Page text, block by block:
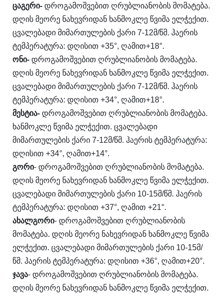
ცაგერი- დროგამოშვებით ღრუბლიანობის მომატება.
დღის მეორე ნახევრიდან ხანმოკლე წვიმა ელჭექით.
ცვალებადი მიმართულების ქარი 7-12მ/წმ. ჰაერის
ტემპერატურა: დღისით +35°, ღამით+18°.
ონი- დროგამოშვებით ღრუბლიანობის მომატება.
დღის მეორე ნახევრიდან ხანმოკლე წვიმა ელჭექით.
ცვალებადი მიმართულების ქარი 7-12მ/წმ. ჰაერის
ტემპერატურა: დღისით +34°, ღამით+18°.
მესტია- დროგამოშვებით ღრუბლიანობის მომატება.
ხანმოკლე წვიმა ელჭექით. ცვალებადი
მიმართულების ქარი 7-12მ/წმ. ჰაერის ტემპერატურა:
დღისით +34°, ღამით+14°.
გორი- დროგამოშვებით ღრუბლიანობის მომატება.
დღის მეორე ნახევრიდან ხანმოკლე წვიმა ელჭექით.
ცვალებადი მიმართულების ქარი 10-15მ/წმ. ჰაერის
ტემპერატურა: დღისით +37°, ღამით +21°.
ახალგორი- დროგამოშვებით ღრუბლიანობის
მომატება. დღის მეორე ნახევრიდან ხანმოკლე წვიმა
ელჭექით. ცვალებადი მიმართულების ქარი 10-15მ/
წმ. ჰაერის ტემპერატურა: დღისით +36°, ღამით+20°.
ჯავა- დროგამოშვებით ღრუბლიანობის მომატება.
დღის მეორე ნახევრიდან ხანმოკლე წვიმა ელჭექით.